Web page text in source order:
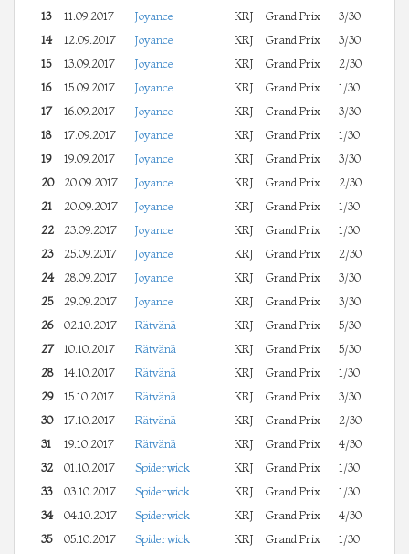
13
11.09.2017 Joyance KRJ Grand Prix
3/30
14
12.09.2017 Joyance KRJ Grand Prix
3/30
15
13.09.2017 Joyance KRJ Grand Prix
2/30
16
15.09.2017 Joyance KRJ Grand Prix
1/30
17
16.09.2017 Joyance KRJ Grand Prix
3/30
18
17.09.2017 Joyance KRJ Grand Prix
1/30
19
19.09.2017 Joyance KRJ Grand Prix
3/30
20
20.09.2017 Joyance KRJ Grand Prix
2/30
21
20.09.2017 Joyance KRJ Grand Prix
1/30
22
23.09.2017 Joyance KRJ Grand Prix
1/30
23
25.09.2017 Joyance KRJ Grand Prix
2/30
24
28.09.2017 Joyance KRJ Grand Prix
3/30
25
29.09.2017 Joyance KRJ Grand Prix
3/30
26
02.10.2017 Rätvänä KRJ Grand Prix
5/30
27
10.10.2017 Rätvänä KRJ Grand Prix
5/30
28
14.10.2017 Rätvänä KRJ Grand Prix
1/30
29
15.10.2017 Rätvänä KRJ Grand Prix
3/30
30
17.10.2017 Rätvänä KRJ Grand Prix
2/30
31
19.10.2017 Rätvänä KRJ Grand Prix
4/30
32
01.10.2017 Spiderwick KRJ Grand Prix
1/30
33
03.10.2017 Spiderwick KRJ Grand Prix
1/30
34
04.10.2017 Spiderwick KRJ Grand Prix
4/30
35
05.10.2017 Spiderwick KRJ Grand Prix
1/30